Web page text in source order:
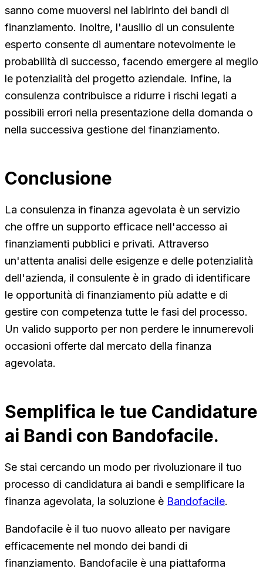
sanno come muoversi nel labirinto dei bandi di
finanziamento. Inoltre, l'ausilio di un consulente
esperto consente di aumentare notevolmente le
probabilità di successo, facendo emergere al meglio
le potenzialità del progetto aziendale. Infine, la
consulenza contribuisce a ridurre i rischi legati a
possibili errori nella presentazione della domanda o
nella successiva gestione del finanziamento.
Conclusione
La consulenza in finanza agevolata è un servizio
che offre un supporto efficace nell'accesso ai
finanziamenti pubblici e privati. Attraverso
un'attenta analisi delle esigenze e delle potenzialità
dell'azienda, il consulente è in grado di identificare
le opportunità di finanziamento più adatte e di
gestire con competenza tutte le fasi del processo.
Un valido supporto per non perdere le innumerevoli
occasioni offerte dal mercato della finanza
agevolata.
Semplifica le tue Candidature
ai Bandi con Bandofacile.
Se stai cercando un modo per rivoluzionare il tuo
processo di candidatura ai bandi e semplificare la
finanza agevolata, la soluzione è Bandofacile.
Bandofacile è il tuo nuovo alleato per navigare
efficacemente nel mondo dei bandi di
finanziamento. Bandofacile è una piattaforma